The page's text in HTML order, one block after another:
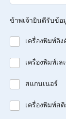
ข้าพเจ้ายินดีรับข้
เครื่องพิมพ์อิง
เครื่องพิมพ์เล
สแกนเนอร์
เครื่องพิมพ์สติ